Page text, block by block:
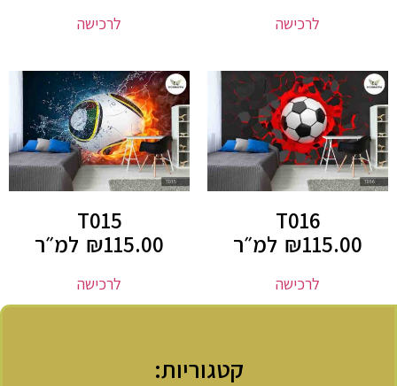
לרכישה לרכישה
T016
₪115.00 למ״ר
לרכישה
T015
₪115.00 למ״ר
לרכישה
קטגוריות: